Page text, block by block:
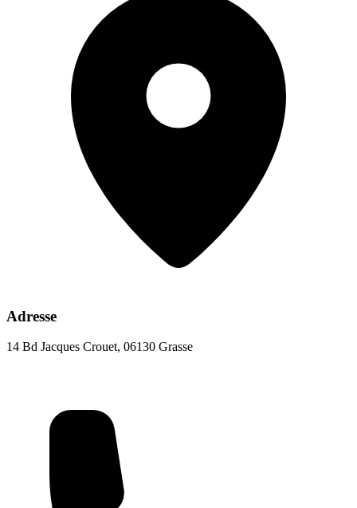
Adresse
14 Bd Jacques Crouet, 06130 Grasse